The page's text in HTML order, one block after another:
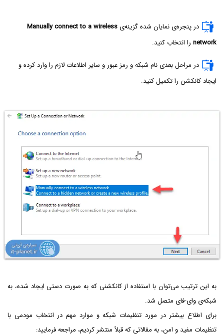
در پنجره‌ی نمایان شده گزینه‌ی Manually connect to a wireless
network را انتخاب کنید.
در مراحل بعدی نام شبکه و رمز عبور و سایر اطلاعات لازم را وارد کرده و
ایجاد کانکشن را تکمیل کنید.
به این ترتیب می‌توان با استفاده از کانکشنی که به صورت دستی ایجاد شده، به
شبکه‌ی وای-فای متصل شد.
برای اطلاع بیشتر در مورد تنظیمات شبکه و موارد مهم در انتخاب مودمی با
تنظیمات مفید و امن، به مقالاتی که قبلاً منتشر کردیم، مراجعه فرمایید: